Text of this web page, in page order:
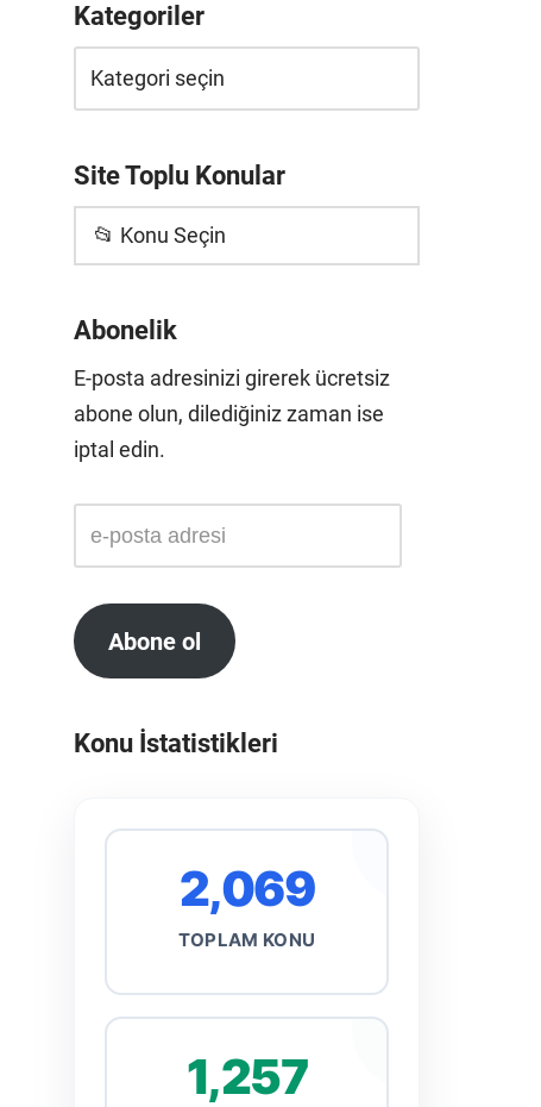
Kategoriler
Site Toplu Konular
📂 Konu Seçin
Abonelik
E-posta adresinizi girerek ücretsiz
abone olun, dilediğiniz zaman ise
iptal edin.
Abone ol
Konu İstatistikleri
2,069
TOPLAM KONU
1,257